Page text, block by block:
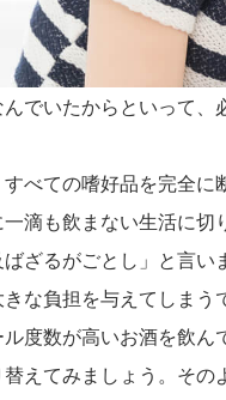
でいたからといって
べての嗜好品を完全
滴も飲まない生活に切
ざるがごとし」と言
な負担を与えてしまう
度数が高いお酒を飲
えてみましょう。そ